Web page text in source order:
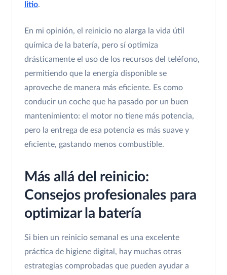
litio.
En mi opinión, el reinicio no alarga la vida útil
química de la batería, pero sí optimiza
drásticamente el uso de los recursos del teléfono,
permitiendo que la energía disponible se
aproveche de manera más eficiente. Es como
conducir un coche que ha pasado por un buen
mantenimiento: el motor no tiene más potencia,
pero la entrega de esa potencia es más suave y
eficiente, gastando menos combustible.
Más allá del reinicio:
Consejos profesionales para
optimizar la batería
Si bien un reinicio semanal es una excelente
práctica de higiene digital, hay muchas otras
estrategias comprobadas que pueden ayudar a